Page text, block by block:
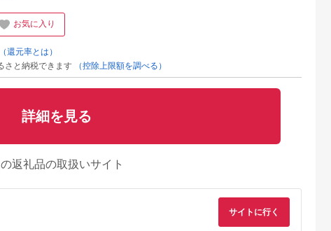
お気に入り
（還元率とは）
さと納税できます
（控除上限額を調べる）
詳細を見る
返礼品の取扱いサイト
サイトに行く